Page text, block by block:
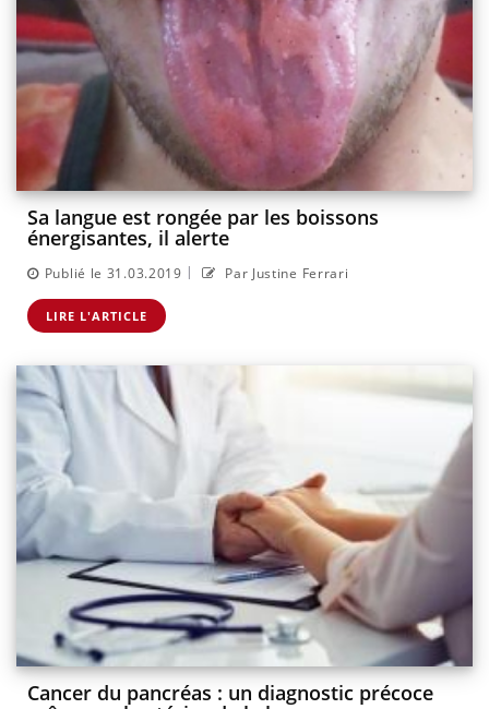
Sa langue est rongée par les boissons
énergisantes, il alerte
Publié le 31.03.2019 | Par Justine Ferrari
LIRE L'ARTICLE
Cancer du pancréas : un diagnostic précoce